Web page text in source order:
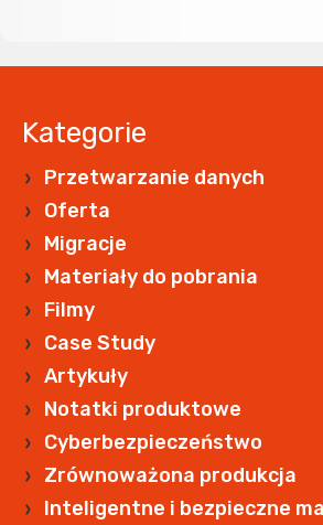
Kategorie
Przetwarzanie danych
Oferta
Migracje
Materiały do pobrania
Filmy
Case Study
Artykuły
Notatki produktowe
Cyberbezpieczeństwo
Zrównoważona produkcja
Inteligentne i bezpieczne